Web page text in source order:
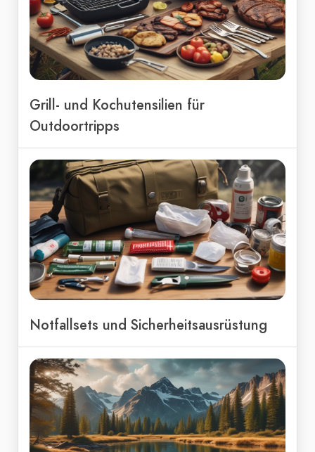
Grill- und Kochutensilien für
Outdoortripps
Notfallsets und Sicherheitsausrüstung